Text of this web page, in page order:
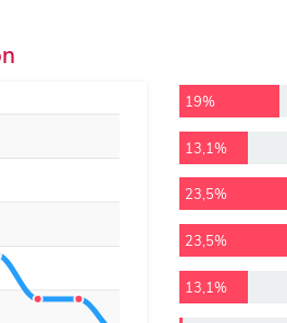
19%
13,1%
23,5%
23,5%
13,1%